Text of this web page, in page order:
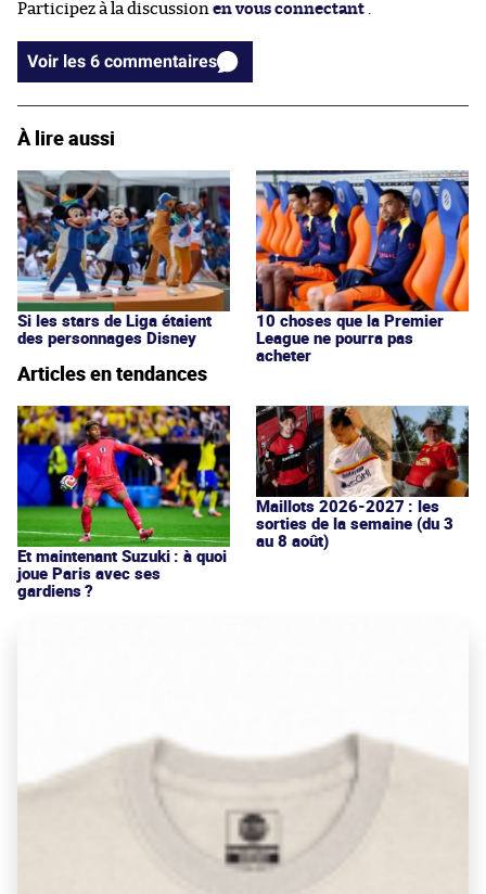
Participez à la discussion en vous connectant .
Voir les 6 commentaires
À lire aussi
Si les stars de Liga étaient
des personnages Disney
10 choses que la Premier
League ne pourra pas
acheter
Articles en tendances
Et maintenant Suzuki : à quoi
joue Paris avec ses
gardiens ?
Maillots 2026-2027 : les
sorties de la semaine (du 3
au 8 août)